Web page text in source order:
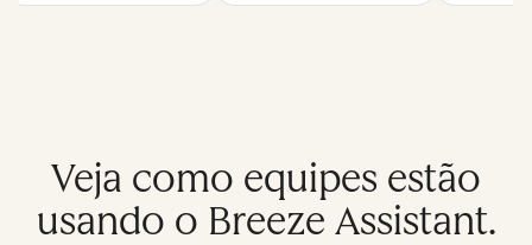
Veja como equipes estão
usando o Breeze Assistant.